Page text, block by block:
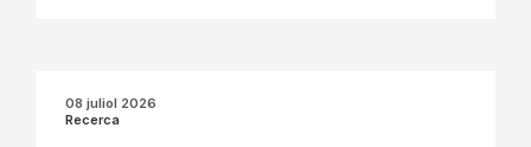
08 juliol 2026
Recerca